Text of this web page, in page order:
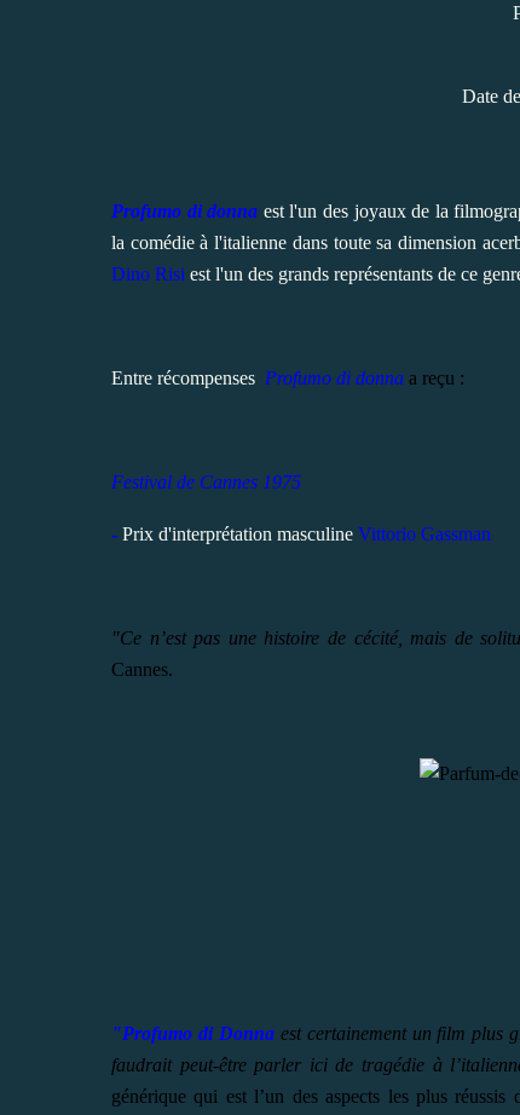
Date
Profumo di donna est l'un des joyaux de la
la comédie à l'italienne dans toute sa dimension
Dino Risi est l'un des grands représentants de ce
Entre récompenses Profumo di donna a reçu :
Festival de Cannes 1975
- Prix d'interprétation masculine Vittorio Gassman
"Ce n’est pas une histoire de cécité, mais de
Cannes.
"Profumo di Donna est certainement un film plus
faudrait peut-être parler ici de tragédie à
générique qui est l’un des aspects les plus